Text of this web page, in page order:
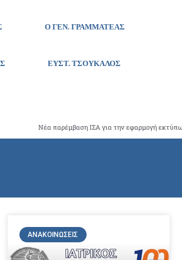
Ο ΓΕΝ. ΓΡΑΜΜΑΤΕΑΣ
ΕΥΣΤ. ΤΣΟΥΚΑΛΟΣ
ΑΝΑΚΟΙΝΏΣΕΙΣ